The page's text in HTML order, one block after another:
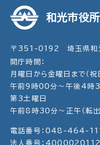
和光市役所
〒351-0192 埼玉県和
開庁時間：
月曜日から金曜日まで（祝
午前9時00分～午後4時
第3土曜日
午前8時30分～正午（転出
電話番号：048-464-
法人番号：